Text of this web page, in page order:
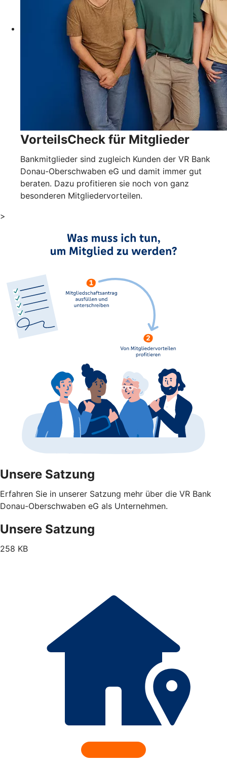
VorteilsCheck für Mitglieder
Bankmitglieder sind zugleich Kunden der VR Bank
Donau-Oberschwaben eG und damit immer gut
beraten. Dazu profitieren sie noch von ganz
besonderen Mitgliedervorteilen.
>
Unsere Satzung
Erfahren Sie in unserer Satzung mehr über die VR Bank
Donau-Oberschwaben eG als Unternehmen.
Unsere Satzung
258 KB